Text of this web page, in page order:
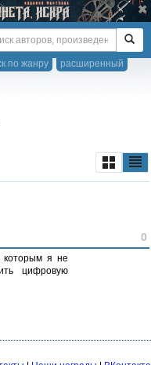
расширенный
по жанру
0
которым я не
цифровую